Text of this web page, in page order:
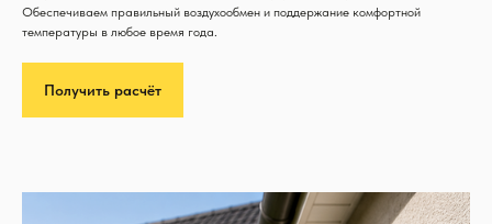
Обеспечиваем правильный воздухообмен и поддержание комфортной
температуры в любое время года.
Получить расчёт